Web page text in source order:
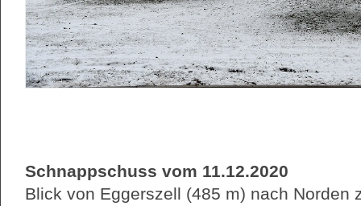
Schnappschuss vom 11.12.2020
Blick von Eggerszell (485 m) nach Norden